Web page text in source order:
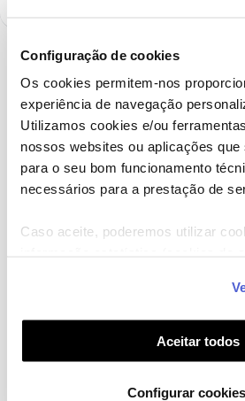
Configuração de cookies
Os cookies permitem-nos
experiência de navegação
Utilizamos cookies e/ou
nossos websites ou aplicações que
para o seu bom funcionamento
necessários para a prestação de
Caso aceite, poderemos utilizar
funcionalidades (cookies de
funcionalidade) e adaptar anúncios
(cookies de publicidade
utilização dos cookies clicando em "
Aceitar todos
Configurar cookies